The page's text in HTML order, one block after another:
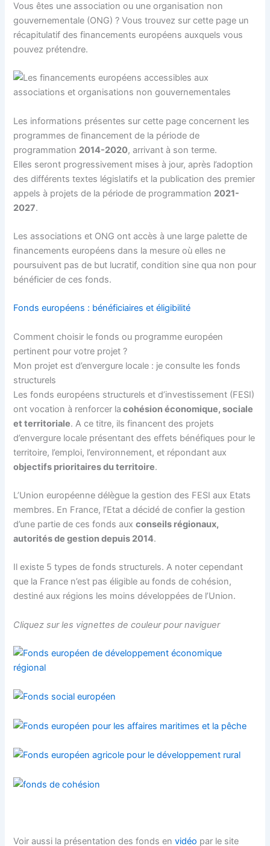
Vous êtes une association ou une organisation non
gouvernementale (ONG) ? Vous trouvez sur cette page un
récapitulatif des financements européens auxquels vous
pouvez prétendre.
Les informations présentes sur cette page concernent les
programmes de financement de la période de
programmation 2014-2020, arrivant à son terme.
Elles seront progressivement mises à jour, après l’adoption
des différents textes législatifs et la publication des premier
appels à projets de la période de programmation 2021-
2027.
Les associations et ONG ont accès à une large palette de
financements européens dans la mesure où elles ne
poursuivent pas de but lucratif, condition sine qua non pour
bénéficier de ces fonds.
Fonds européens : bénéficiaires et éligibilité
Comment choisir le fonds ou programme européen
pertinent pour votre projet ?
Mon projet est d’envergure locale : je consulte les fonds
structurels
Les fonds européens structurels et d’investissement (FESI)
ont vocation à renforcer la cohésion économique, sociale
et territoriale. A ce titre, ils financent des projets
d’envergure locale présentant des effets bénéfiques pour le
territoire, l’emploi, l’environnement, et répondant aux
objectifs prioritaires du territoire.
L’Union européenne délègue la gestion des FESI aux Etats
membres. En France, l’Etat a décidé de confier la gestion
d’une partie de ces fonds auxconseils régionaux,
autorités de gestion depuis 2014.
Il existe 5 types de fonds structurels. A noter cependant
que la France n’est pas éligible au fonds de cohésion,
destiné aux régions les moins développées de l’Union.
Cliquez sur les vignettes de couleur pour naviguer
Voir aussi la présentation des fonds envidéo par le site